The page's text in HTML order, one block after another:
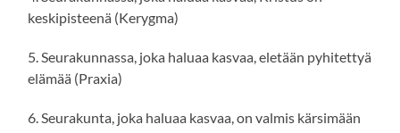
keskipisteenä (Kerygma)
5. Seurakunnassa, joka haluaa kasvaa, eletään pyhitettyä
elämää (Praxia)
6. Seurakunta, joka haluaa kasvaa, on valmis kärsimään